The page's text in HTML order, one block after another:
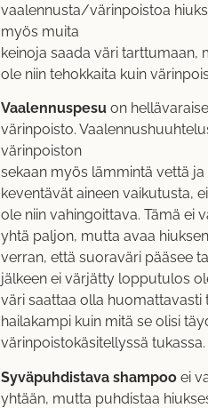
vaalennusta/värinpoistoa
myös muita
keinoja saada väri tarttumaan,
ole niin tehokkaita kuin
Vaalennuspesuon
värinpoisto.
värinpoiston
sekaan myös lämmintä vettä
keventävät aineen vaikutusta,
ole niin vahingoittava. Tämä ei
yhtä paljon, mutta avaa
verran, että suoraväri pääsee
jälkeen ei värjätty lopputulos
väri saattaa olla huomattavasti
hailakampi kuin mitä se olisi
värinpoistokäsitellyssä tukassa.
Syväpuhdistava shampooei
yhtään, mutta puhdistaa